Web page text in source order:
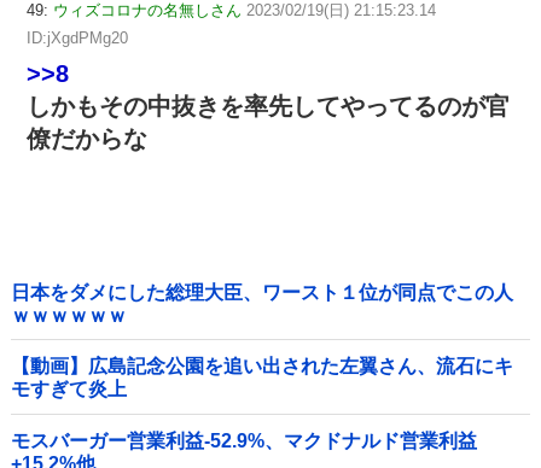
49: ウィズコロナの名無しさん 2023/02/19(日) 21:15:23.14
ID:jXgdPMg20
>>8
しかもその中抜きを率先してやってるのが官
僚だからな
日本をダメにした総理大臣、ワースト１位が同点でこの人
ｗｗｗｗｗｗ
【動画】広島記念公園を追い出された左翼さん、流石にキ
モすぎて炎上
モスバーガー営業利益-52.9%、マクドナルド営業利益
+15.2%他